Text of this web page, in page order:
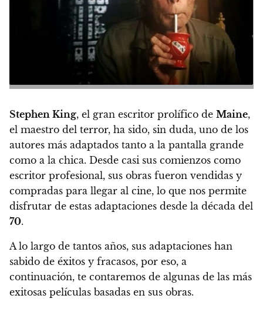
Stephen King, el gran escritor prolífico de Maine,
el maestro del terror, ha sido, sin duda, uno de los
autores más adaptados tanto a la pantalla grande
como a la chica. Desde casi sus comienzos como
escritor profesional, sus obras fueron vendidas y
compradas para llegar al cine, lo que nos permite
disfrutar de estas adaptaciones desde la década del
70.
A lo largo de tantos años, sus adaptaciones han
sabido de éxitos y fracasos, por eso, a
continuación, te contaremos de algunas de las más
exitosas películas basadas en sus obras.